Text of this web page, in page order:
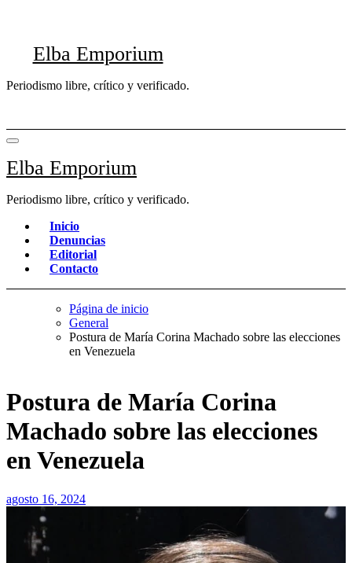
Elba Emporium
Periodismo libre, crítico y verificado.
Elba Emporium
Periodismo libre, crítico y verificado.
Inicio
Denuncias
Editorial
Contacto
Página de inicio
General
Postura de María Corina Machado sobre las elecciones
en Venezuela
Postura de María Corina
Machado sobre las elecciones
en Venezuela
agosto 16, 2024